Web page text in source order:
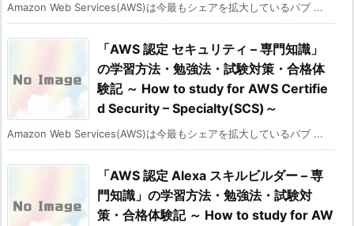
Amazon Web Services(AWS)は今最もシェアを拡大しているパブ ...
「AWS 認定 セキュリティ – 専門知識」
の学習方法・勉強法・試験対策・合格体
験記 ～ How to study for AWS Certifie
d Security – Specialty(SCS)～
Amazon Web Services(AWS)は今最もシェアを拡大しているパブ ...
「AWS 認定 Alexa スキルビルダー – 専
門知識」の学習方法・勉強法・試験対
策・合格体験記 ～ How to study for AW